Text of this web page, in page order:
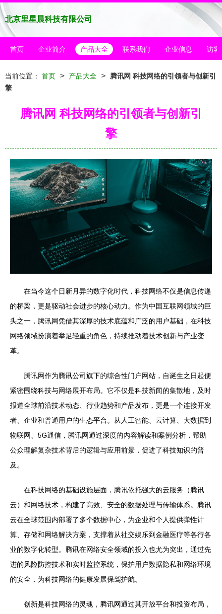
北京里星晨科技有限公司
首页 企业简介 产品大全 联系我们 企业信息 访客
当前位置： 首页 > 产品大全 >
腾讯网 科技网络的引领者与创新引
擎
腾讯网 科技网络的引领者与创新引
擎
在当今这个日新月异的数字化时代，科技网络不仅是信息传递
的桥梁，更是驱动社会进步的核心动力。作为中国互联网领域的巨
头之一，腾讯网凭借其深厚的技术底蕴和广泛的用户基础，在科技
网络领域扮演着举足轻重的角色，持续推动着技术创新与产业变
革。
腾讯网作为腾讯公司旗下的综合性门户网站，自诞生之日起便
紧密围绕科技与网络展开布局。它不仅是科技新闻的集散地，及时
报道全球前沿技术动态、行业趋势和产品发布，更是一个连接开发
者、企业和普通用户的生态平台。从人工智能、云计算、大数据到
物联网、5G通信，腾讯网通过深度的内容解读和案例分析，帮助
公众理解复杂技术背后的逻辑与应用前景，促进了科技知识的普
及。
在科技网络的基础设施层面，腾讯依托强大的云服务（腾讯
云）和网络技术，构建了高效、安全的数据处理与传输体系。腾讯
云在全球范围内部署了多个数据中心，为企业和个人提供弹性计
算、存储和网络解决方案，支撑着从社交娱乐到金融医疗等各行各
业的数字化转型。腾讯在网络安全领域的投入也尤为突出，通过先
进的风险防控技术和实时监控系统，保护用户数据隐私和网络环境
的安全，为科技网络的健康发展保驾护航。
创新是科技网络的灵魂，腾讯网通过其开放平台和投资布局，